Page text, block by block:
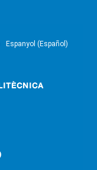
Espanyol (Español)